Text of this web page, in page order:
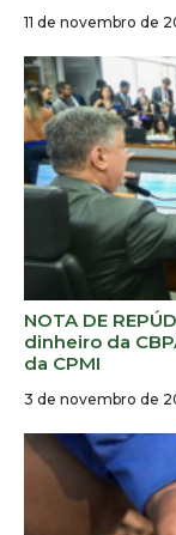
11 de novembro de
NOTA DE
dinheiro da
da CPMI
3 de novembro de